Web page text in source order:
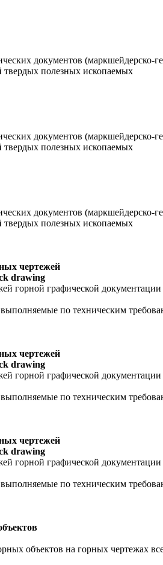
документов (маркшейдерско-
полезных ископаемых
документов (маркшейдерско-
полезных ископаемых
документов (маркшейдерско-
полезных ископаемых
чертежей
drawing
горной графической
выполняемые по техническим
чертежей
drawing
горной графической
выполняемые по техническим
чертежей
drawing
горной графической
выполняемые по техническим
объектов на горных чертежах